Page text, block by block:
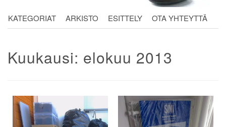
KATEGORIAT ARKISTO ESITTELY OTA YHTEYTTÄ
Kuukausi: elokuu 2013
Artikkelien
selaus